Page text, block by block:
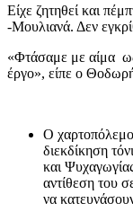
Είχε ζητηθεί και
-Μουλιανά. Δεν
«Φτάσαμε με αίμα
έργο», είπε ο
Ο
διεκδίκηση
και
αντίθεση του
να